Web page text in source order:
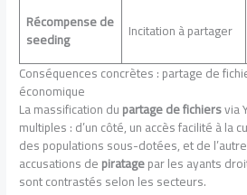
Récompense de
seeding Incitation à partager
Conséquences concrètes : partage de
économique
La massification dupartage de fichiersvia
multiples : d’un côté, un accès facilité à la
des populations sous-dotées, et de
accusations depiratagepar les ayants
sont contrastés selon les secteurs.